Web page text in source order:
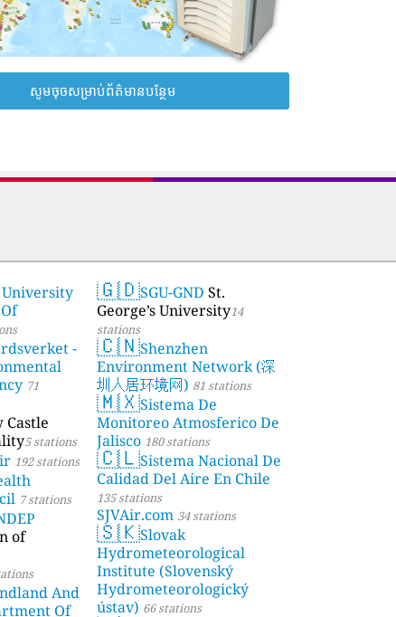
សូមចុចសម្រាប់ព័ត៌មានបន្ថែម
-
71
Castle
5 stations
192 stations
7 stations
of
And
Of
🇬🇩SGU-GND St.
George’s University14
stations
🇨🇳Shenzhen
Environment Network (深
圳人居环境网) 81 stations
🇲🇽Sistema De
Monitoreo Atmosferico De
Jalisco 180 stations
🇨🇱Sistema Nacional De
Calidad Del Aire En Chile
135 stations
SJVAir.com 34 stations
🇸🇰Slovak
Hydrometeorological
Institute (Slovenský
Hydrometeorologický
ústav) 66 stations